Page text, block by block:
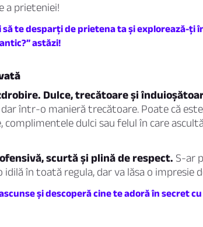
a prieteniei!
te desparți de prietena ta și explorează-ți
astăzi!
Dulce, trecătoare și
într-o manieră trecătoare. Poate că
dulci sau felul în care
scurtă și plină de respect. S-ar
în toată regula, dar va lăsa o impresie
și descoperă cine te adoră în secret